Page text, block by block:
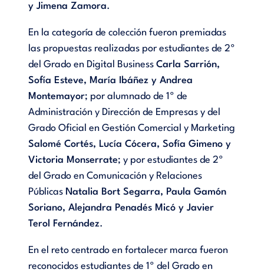
y Jimena Zamora.
En la categoría de colección fueron premiadas
las propuestas realizadas por estudiantes de 2º
del Grado en Digital Business Carla Sarrión,
Sofía Esteve, María Ibáñez y Andrea
Montemayor; por alumnado de 1º de
Administración y Dirección de Empresas y del
Grado Oficial en Gestión Comercial y Marketing
Salomé Cortés, Lucía Cócera, Sofía Gimeno y
Victoria Monserrate; y por estudiantes de 2º
del Grado en Comunicación y Relaciones
Públicas Natalia Bort Segarra, Paula Gamón
Soriano, Alejandra Penadés Micó y Javier
Terol Fernández.
En el reto centrado en fortalecer marca fueron
reconocidos estudiantes de 1º del Grado en